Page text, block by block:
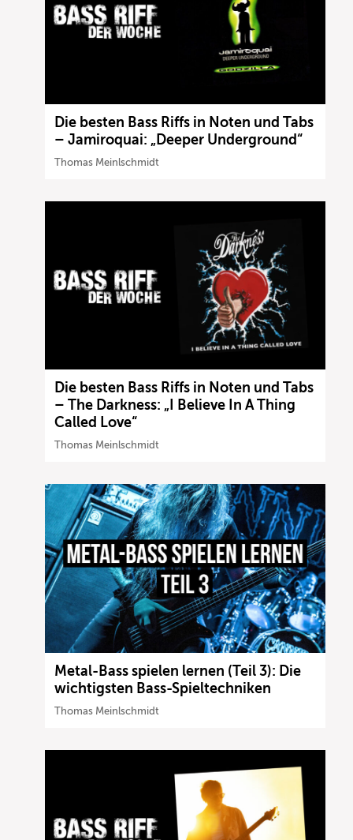
Die besten Bass Riffs in Noten und Tabs
– Jamiroquai: „Deeper Underground“
Thomas Meinlschmidt
Die besten Bass Riffs in Noten und Tabs
– The Darkness: „I Believe In A Thing
Called Love“
Thomas Meinlschmidt
Metal-Bass spielen lernen (Teil 3): Die
wichtigsten Bass-Spieltechniken
Thomas Meinlschmidt